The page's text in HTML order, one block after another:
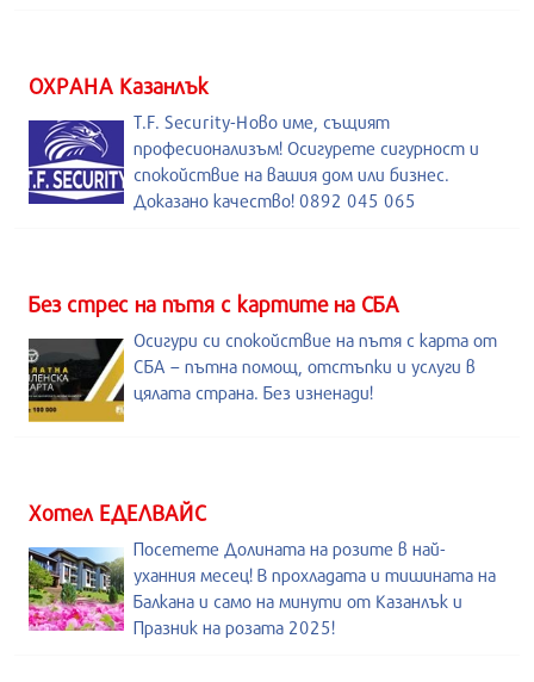
ОХРАНА Казанлък
T.F. Security-Ново име, същият
професионализъм! Осигурете сигурност и
спокойствие на вашия дом или бизнес.
Доказано качество! 0892 045 065
Без стрес на пътя с картите на СБА
Осигури си спокойствие на пътя с карта от
СБА – пътна помощ, отстъпки и услуги в
цялата страна. Без изненади!
Хотел ЕДЕЛВАЙС
Посетете Долината на розите в най-
уханния месец! В прохладата и тишината на
Балкана и само на минути от Казанлък и
Празник на розата 2025!